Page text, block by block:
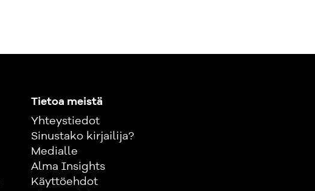
Tietoa meistä
Yhteystiedot
Sinustako kirjailija?
Medialle
Alma Insights
Käyttöehdot